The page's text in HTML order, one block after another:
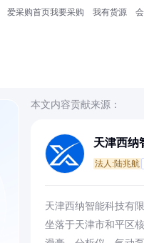
爱采购首页我要采购 我有货源
本文内容贡献来源：
天津西纳
法人:陆兆航
天津西纳智能科技有
坐落于天津市和平区